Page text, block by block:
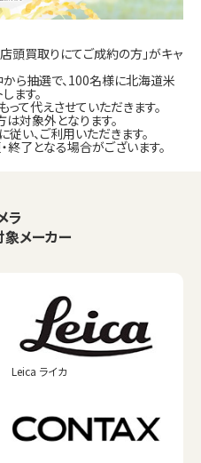
頭買取りにてご成約の方」がキャ
ら抽選で、100名様に北海道米
ます。
て代えさせていただきます。
は対象外となります。
い、ご利用いただきます。
終了となる場合がございます。
ラ
メーカー
Leica ライカ